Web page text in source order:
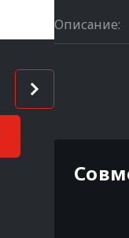
Описание: